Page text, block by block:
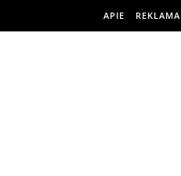
APIE REKLAMA